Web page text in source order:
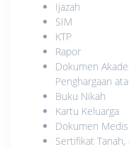
Ijazah
SIM
KTP
Rapor
Dokumen
Penghargaan
Buku Nikah
Kartu Keluarga
Dokumen Medis
Sertifikat Tanah,